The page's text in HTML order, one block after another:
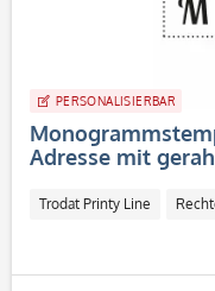
PERSONALISIERBAR
Adresse mit
Trodat Printy Line